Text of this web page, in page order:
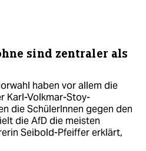
sind zentraler als
haben vor allem die
Karl-Volkmar-Stoy-
die SchülerInnen gegen den
die AfD die meisten
Seibold-Pfeiffer erklärt,